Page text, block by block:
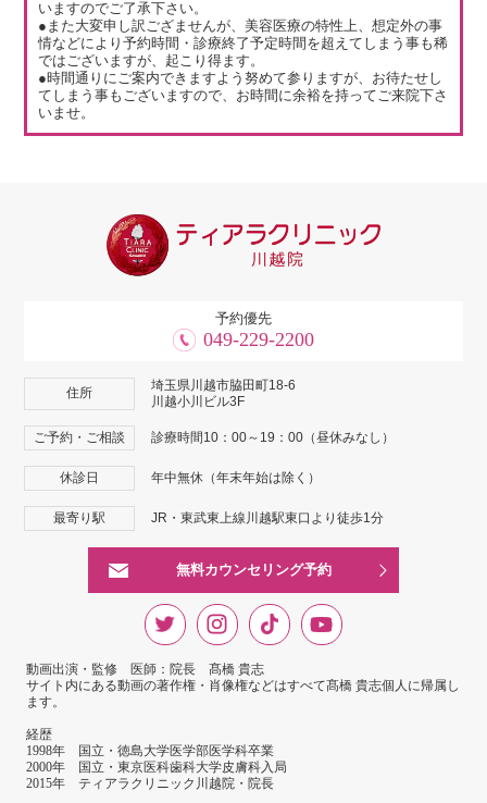
いますのでご了承下さい。
●また大変申し訳ござませんが、美容医療の特性上、想定外の事
情などにより予約時間・診療終了予定時間を超えてしまう事も稀
ではございますが、起こり得ます。
●時間通りにご案内できますよう努めて参りますが、お待たせし
てしまう事もございますので、お時間に余裕を持ってご来院下さ
いませ。
予約優先
049-229-2200
住所
埼玉県川越市脇田町18-6
川越小川ビル3F
ご予約・ご相談 診療時間10：00～19：00（昼休みなし）
休診日 年中無休（年末年始は除く）
最寄り駅 JR・東武東上線川越駅東口より徒歩1分
無料カウンセリング予約
動画出演・監修 医師：院長 髙橋 貴志
サイト内にある動画の著作権・肖像権などはすべて髙橋 貴志個人に帰属し
ます。
経歴
1998年 国立・徳島大学医学部医学科卒業
2000年 国立・東京医科歯科大学皮膚科入局
2015年 ティアラクリニック川越院・院長